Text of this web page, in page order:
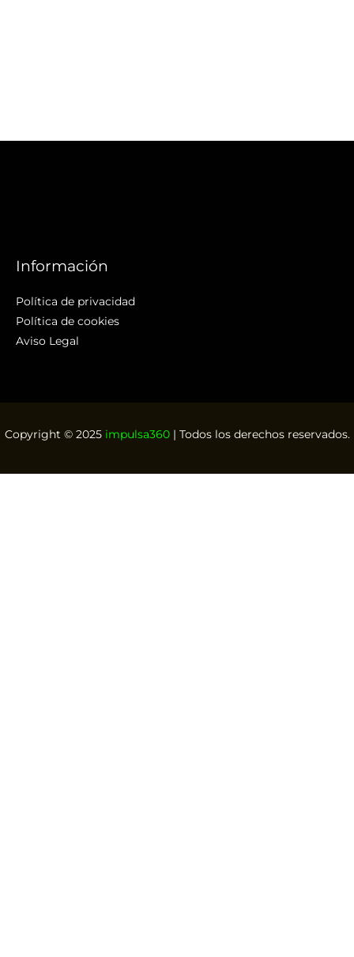
Información
Política de privacidad
Política de cookies
Aviso Legal
Copyright © 2025impulsa360 | Todos los derechos reservados.